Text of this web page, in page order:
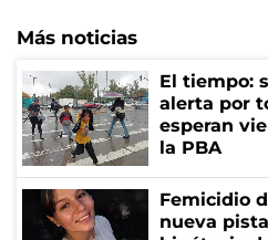
Más noticias
El tiempo:
alerta por
esperan
la PBA
Femicidio
nueva